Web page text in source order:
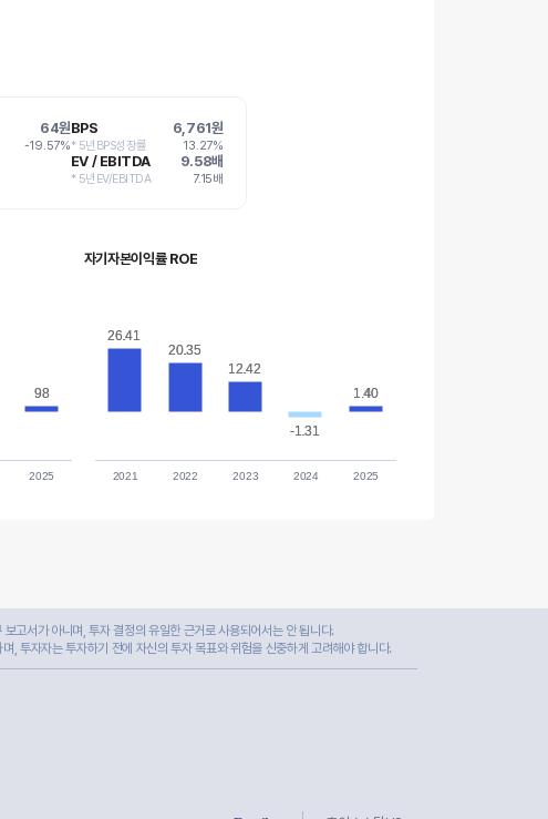
64원
-19.57%
BPS 6,761원
* 5년BPS성장률 13.27%
EV / EBITDA 9.58배
* 5년EV/EBITDA 7.15배
98
98
2025
자기자본이익률 ROE
26.41
26.41
20.35
20.35
12.42
12.42
-1.31
-1.31
1.40
1.40
2021 2022 2023 2024 2025
고서가 아니며, 투자 결정의 유일한 근거로 사용되어서는 안 됩니다.
, 투자자는 투자하기 전에 자신의 투자 목표와 위험을 신중하게 고려해야 합니다.